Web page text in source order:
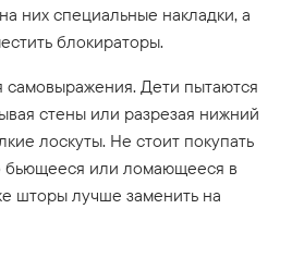
них специальные накладки, а
блокираторы.
самовыражения. Дети пытаются
стены или разрезая нижний
лоскуты. Не стоит покупать
бьющееся или ломающееся в
шторы лучше заменить на